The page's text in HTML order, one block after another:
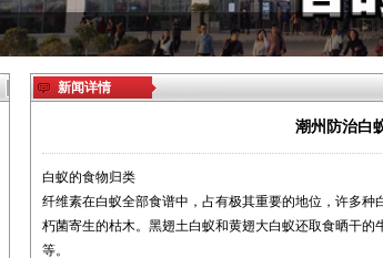
新闻详情
潮州防治白
白蚁的食物归类
纤维素在白蚁全部食谱中，占有极其重要的地位，许多
朽菌寄生的枯木。黑翅土白蚁和黄翅大白蚁还取食晒干
等。